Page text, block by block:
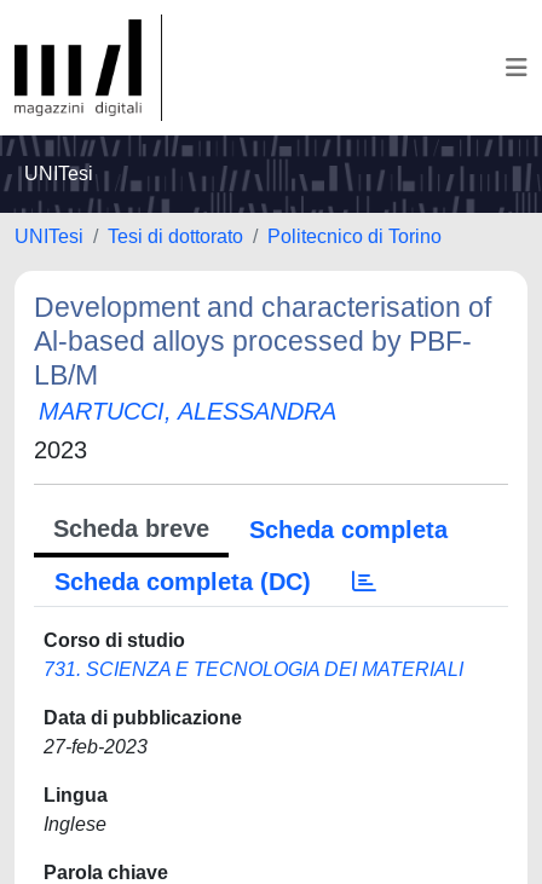
UNITesi
UNITesi Tesi di dottorato Politecnico di Torino
Development and characterisation of
Al-based alloys processed by PBF-
LB/M
MARTUCCI, ALESSANDRA
2023
Scheda breve
Scheda completa
Scheda completa (DC)
Corso di studio
731. SCIENZA E TECNOLOGIA DEI MATERIALI
Data di pubblicazione
27-feb-2023
Lingua
Inglese
Parola chiave